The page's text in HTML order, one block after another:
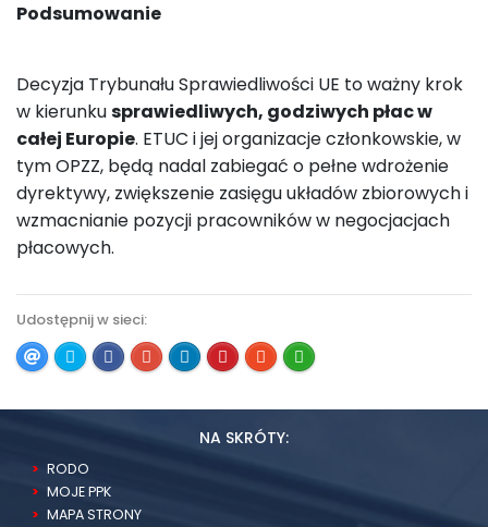
Podsumowanie
Decyzja Trybunału Sprawiedliwości UE to ważny krok
w kierunkusprawiedliwych, godziwych płac w
całej Europie. ETUC i jej organizacje członkowskie, w
tym OPZZ, będą nadal zabiegać o pełne wdrożenie
dyrektywy, zwiększenie zasięgu układów zbiorowych i
wzmacnianie pozycji pracowników w negocjacjach
płacowych.
Udostępnij w sieci:
NA SKRÓTY:
RODO
MOJE PPK
MAPA STRONY